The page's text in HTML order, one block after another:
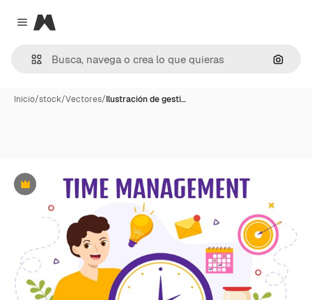
Close menu
Magnific
Inicio/stock/Vectores/Ilustración de gesti…
Premium